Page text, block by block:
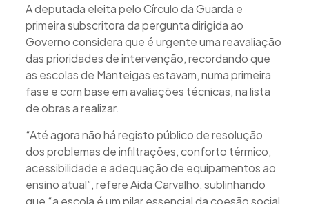
A deputada eleita pelo Círculo da Guarda e
primeira subscritora da pergunta dirigida ao
Governo considera que é urgente uma reavaliação
das prioridades de intervenção, recordando que
as escolas de Manteigas estavam, numa primeira
fase e com base em avaliações técnicas, na lista
de obras a realizar.
“Até agora não há registo público de resolução
dos problemas de infiltrações, conforto térmico,
acessibilidade e adequação de equipamentos ao
ensino atual”, refere Aida Carvalho, sublinhando
que “a escola é um pilar essencial da coesão social